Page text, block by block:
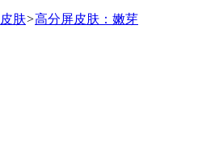
皮肤>高分屏皮肤：嫩芽